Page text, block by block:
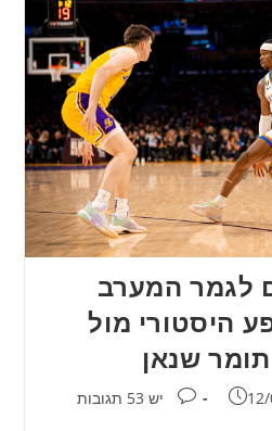
לגמר המערב
היסטורי מול
שנאן
תגובות:
יש 53 תגובות